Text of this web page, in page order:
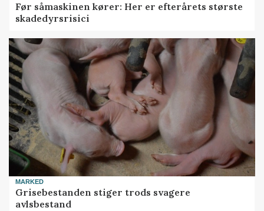
Før såmaskinen kører: Her er efterårets største
skadedyrsrisici
MARKED
Grisebestanden stiger trods svagere
avlsbestand